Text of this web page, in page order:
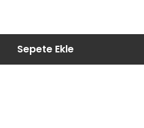
Sepete Ekle